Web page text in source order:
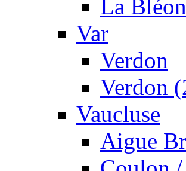
La
Var
Verdon
Verdon
Vaucluse
Aigue